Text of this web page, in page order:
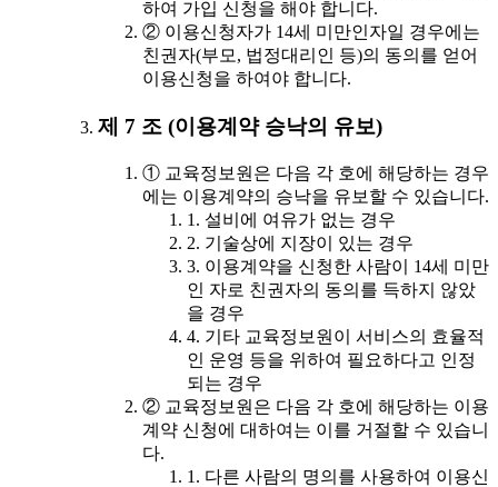
하여 가입 신청을 해야 합니다.
② 이용신청자가 14세 미만인자일 경우에는
친권자(부모, 법정대리인 등)의 동의를 얻어
이용신청을 하여야 합니다.
제 7 조 (이용계약 승낙의 유보)
① 교육정보원은 다음 각 호에 해당하는 경우
에는 이용계약의 승낙을 유보할 수 있습니다.
1. 설비에 여유가 없는 경우
2. 기술상에 지장이 있는 경우
3. 이용계약을 신청한 사람이 14세 미만
인 자로 친권자의 동의를 득하지 않았
을 경우
4. 기타 교육정보원이 서비스의 효율적
인 운영 등을 위하여 필요하다고 인정
되는 경우
② 교육정보원은 다음 각 호에 해당하는 이용
계약 신청에 대하여는 이를 거절할 수 있습니
다.
1. 다른 사람의 명의를 사용하여 이용신